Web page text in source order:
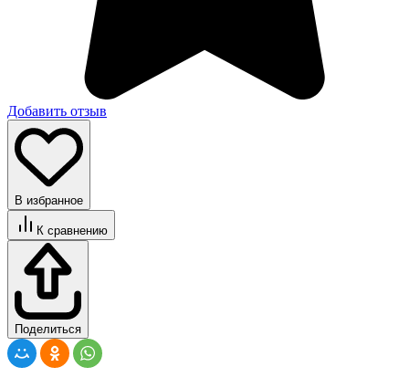
Добавить отзыв
В избранное
К сравнению
Поделиться